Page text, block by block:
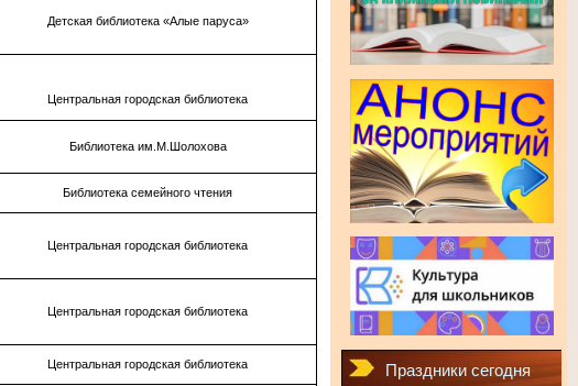
Детская библиотека «Алые паруса»
Центральная городская библиотека
Библиотека им.М.Шолохова
Библиотека семейного чтения
Центральная городская библиотека
Центральная городская библиотека
Центральная городская библиотека Праздники сегодня